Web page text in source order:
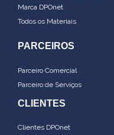
Marca DPOnet
Todos os Materiais
PARCEIROS
Parceiro Comercial
Parceiro de Serviços
CLIENTES
Clientes DPOnet